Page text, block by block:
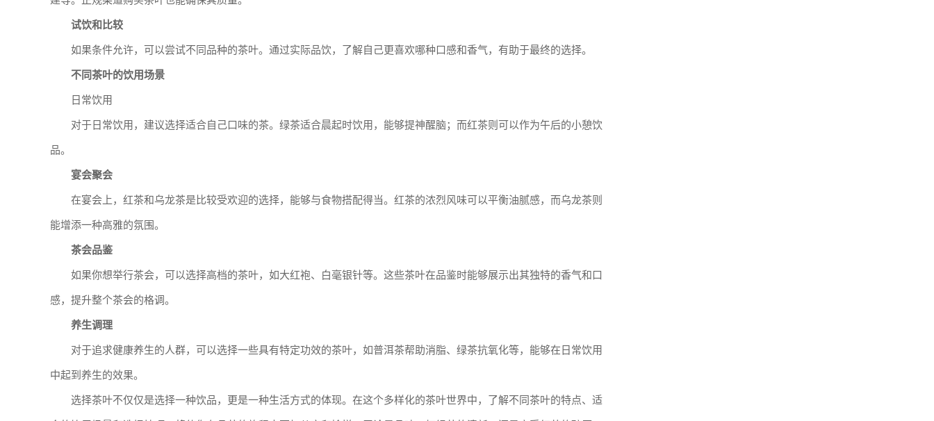
试饮和比较
如果条件允许，可以尝试不同品种的茶叶。通过实际品饮，了解自己更喜欢哪种口感和香气，有助于最终的选择。
不同茶叶的饮用场景
日常饮用
对于日常饮用，建议选择适合自己口味的茶。绿茶适合晨起时饮用，能够提神醒脑；而红茶则可以作为午后的小憩饮
品。
宴会聚会
在宴会上，红茶和乌龙茶是比较受欢迎的选择，能够与食物搭配得当。红茶的浓烈风味可以平衡油腻感，而乌龙茶则
能增添一种高雅的氛围。
茶会品鉴
如果你想举行茶会，可以选择高档的茶叶，如大红袍、白毫银针等。这些茶叶在品鉴时能够展示出其独特的香气和口
感，提升整个茶会的格调。
养生调理
对于追求健康养生的人群，可以选择一些具有特定功效的茶叶，如普洱茶帮助消脂、绿茶抗氧化等，能够在日常饮用
中起到养生的效果。
选择茶叶不仅仅是选择一种饮品，更是一种生活方式的体现。在这个多样化的茶叶世界中，了解不同茶叶的特点、适